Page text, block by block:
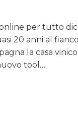
per tutto
20 anni al
la casa
tool…